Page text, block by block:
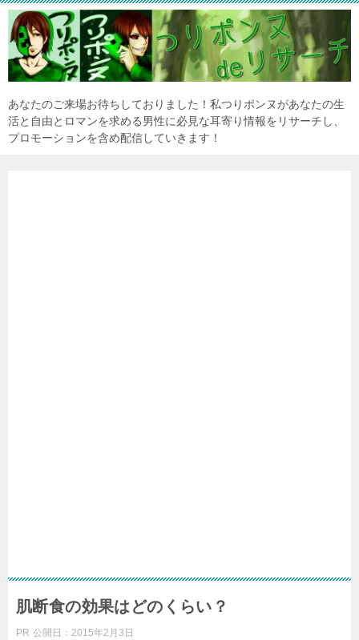
あなたのご来場お待ちしておりました！私つりポンヌがあなたの生
活と自由とロマンを求める男性に必見な耳寄り情報をリサーチし、
プロモーションを含め配信していきます！
肌断食の効果はどのくらい？
PR 公開日：2015年2月3日